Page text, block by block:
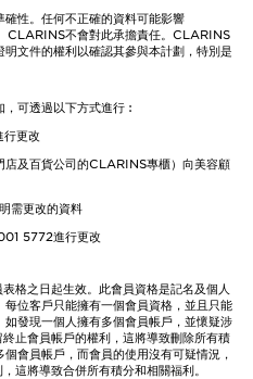
性。任何不正確的資料可能影響
CLARINS不會對此承擔責任。CLARINS
文件的權利以確認其參與本計劃，特別是
可透過以下方式進行︰
行更改
及百貨公司的CLARINS專櫃）向美容顧
需更改的資料
5772進行更改
格之日起生效。此會員資格是記名及個人
位客戶只能擁有一個會員資格，並且只能
發現一個人擁有多個會員帳戶，並懷疑涉
止會員帳戶的權利，這將導致刪除所有積
會員帳戶，而會員的使用沒有可疑情況，
這將導致合併所有積分和相關福利。